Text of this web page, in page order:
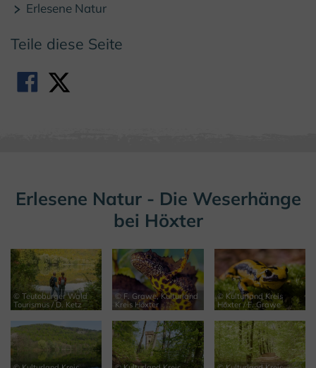
Erlesene Natur
Teile diese Seite
Erlesene Natur - Die Weserhänge
bei Höxter
© Teutoburger Wald
Tourismus / D. Ketz
© F. Grawe, Kulturland
Kreis Höxter
© Kulturland Kreis
Höxter / F. Grawe